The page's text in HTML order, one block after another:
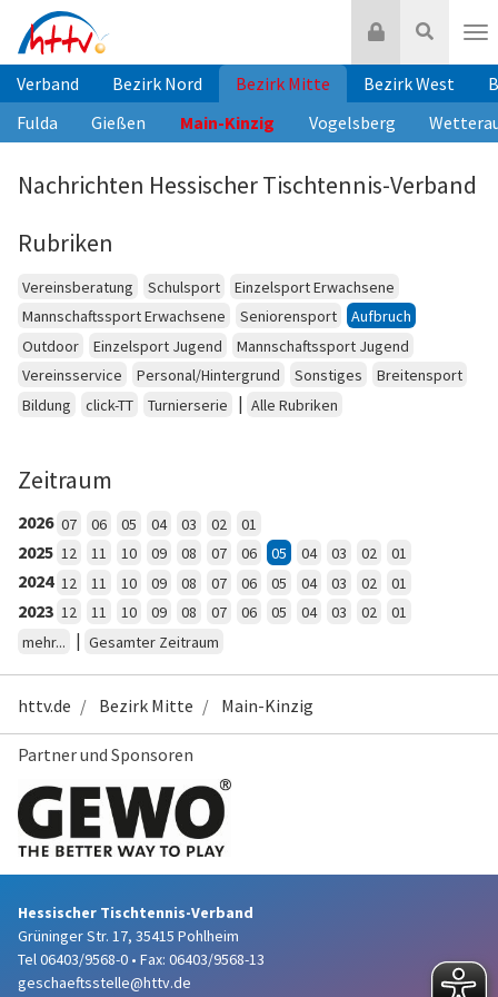
Inhalt
springen
Suche
Login
Verband Bezirk Nord Bezirk Mitte Bezirk West
Fulda
Gießen Main-Kinzig Vogelsberg
Nachrichten Hessischer Tischtennis-Verband
Rubriken
Vereinsberatung Schulsport
Einzelsport Erwachsene
Mannschaftssport Erwachsene
Seniorensport
Aufbruch
Outdoor
Einzelsport Jugend
Mannschaftssport Jugend
Vereinsservice
Personal/Hintergrund Sonstiges
Breitensport
Bildung
click-TT Turnierserie | Alle Rubriken
Zeitraum
2026 07 06 05 04 03 02 01
2025 12 11 10 09 08 07 06 05 04 03 02 01
2024 12 11 10 09 08 07 06 05 04 03 02 01
2023 12 11 10 09 08 07 06 05 04 03 02
01
mehr...
| Gesamter Zeitraum
httv.de Bezirk Mitte Main-Kinzig
Partner und Sponsoren
Hessischer Tischtennis-Verband
Grüninger Str. 17, 35415 Pohlheim
Tel 06403/9568-0 • Fax: 06403/9568-13
geschaeftsstelle@httv.de